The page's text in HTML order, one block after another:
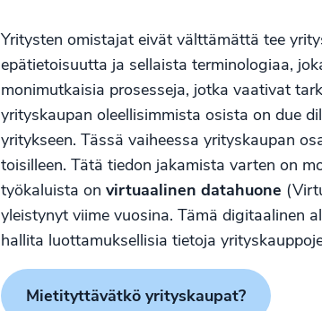
Yritysten omistajat eivät välttämättä tee
epätietoisuutta ja sellaista terminologiaa,
monimutkaisia prosesseja, jotka vaativat
yrityskaupan oleellisimmista osista on due
yritykseen. Tässä vaiheessa yrityskaupan
toisilleen. Tätä tiedon jakamista varten on
työkaluista onvirtuaalinen datahuone
yleistynyt viime vuosina. Tämä digitaalinen
hallita luottamuksellisia tietoja
Mietityttävätkö yrityskaupat?